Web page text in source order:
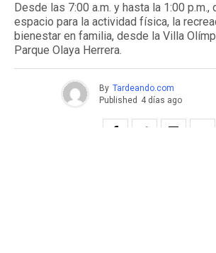
Desde las 7:00 a.m. y hasta la 1:00 p.m.,
espacio para la actividad física, la
bienestar en familia, desde la Villa
Parque Olaya Herrera.
By Tardeando.com
Published 4 días ago